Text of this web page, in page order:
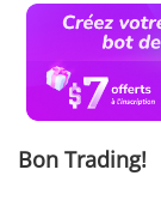
Bon Trading!